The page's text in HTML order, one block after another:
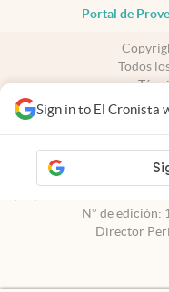
Sign in to El Cronista
Portal de
Todos
cronista.com
es propiedad
N° de edición:
Director